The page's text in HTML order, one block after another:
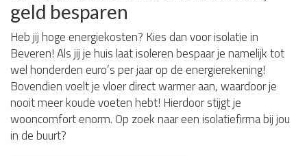
geld besparen
Heb jij hoge energiekosten? Kies dan voor isolatie in
Beveren! Als jij je huis laat isoleren bespaar je namelijk tot
wel honderden euro’s per jaar op de energierekening!
Bovendien voelt je vloer direct warmer aan, waardoor je
nooit meer koude voeten hebt! Hierdoor stijgt je
wooncomfort enorm. Op zoek naar een isolatiefirma bij jou
in de buurt?